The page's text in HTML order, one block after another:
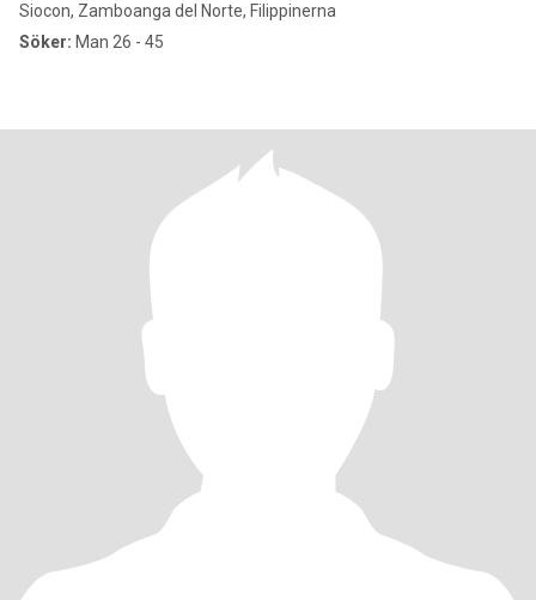
Siocon, Zamboanga del Norte, Filippinerna
Söker: Man 26 - 45